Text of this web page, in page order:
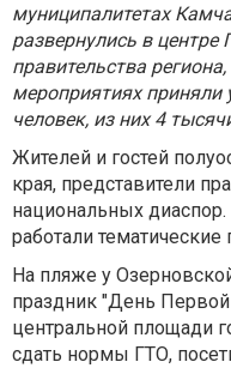
муниципалитетах
развернулись в
правительства
мероприятиях приняли
человек, из них 4
Жителей и гостей
края, представители
национальных
работали
На пляже у
праздник "День
центральной площади
сдать нормы ГТО,